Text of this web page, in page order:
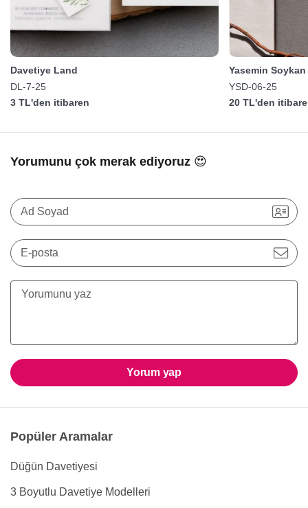
Davetiye Land
DL-7-25
3 TL'den itibaren
Yasemin
YSD-06-25
20 TL'den
Yorumunu çok merak ediyoruz 😍
Ad Soyad
E-posta
Yorum yap
Popüler Aramalar
Düğün Davetiyesi
3 Boyutlu Davetiye Modelleri